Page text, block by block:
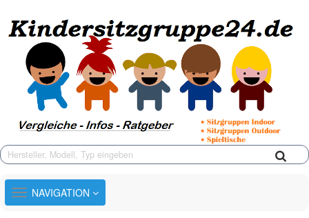
TOGGLE
NAVIGATION
NAVIGATION